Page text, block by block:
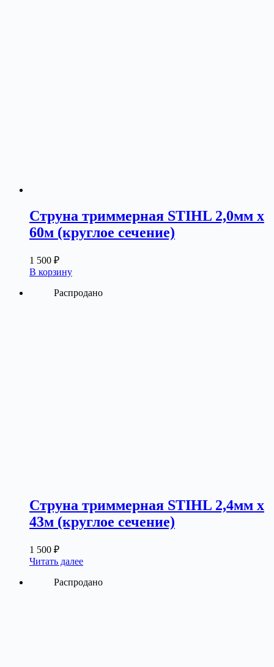
Струна триммерная STIHL 2,0мм х
60м (круглое сечение)
1 500 ₽
В корзину
Распродано
Струна триммерная STIHL 2,4мм х
43м (круглое сечение)
1 500 ₽
Читать далее
Распродано